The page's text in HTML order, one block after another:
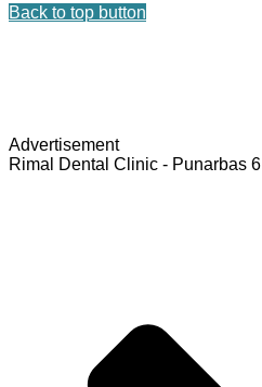
Back to top button
Advertisement
Rimal Dental Clinic - Punarbas 6